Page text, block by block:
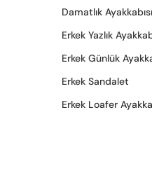
Damatlık Ayakkabısı
Erkek Yazlık
Erkek Günlük
Erkek Sandalet
Erkek Loafer